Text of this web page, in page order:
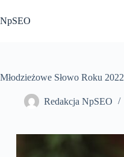
do
treści
NpSEO
Młodzieżowe Słowo Roku 2022
Redakcja NpSEO